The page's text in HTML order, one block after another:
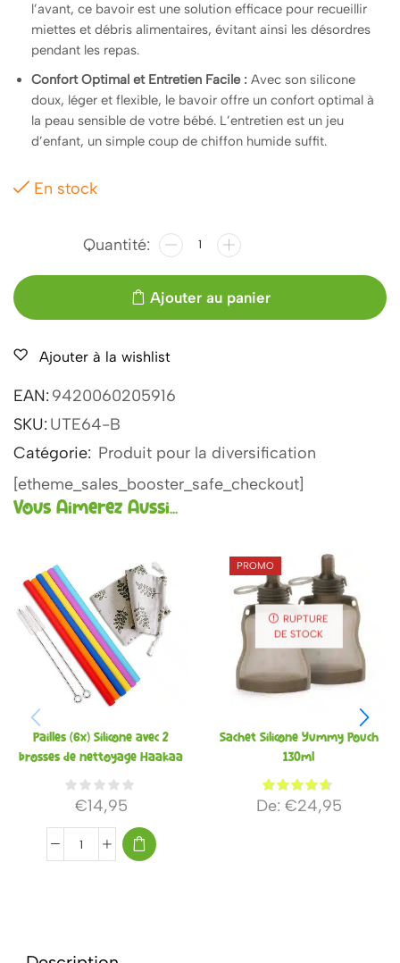
l’avant, ce bavoir est une solution efficace pour recueillir
miettes et débris alimentaires, évitant ainsi les désordres
pendant les repas.
Confort Optimal et Entretien Facile : Avec son silicone
doux, léger et flexible, le bavoir offre un confort optimal à
la peau sensible de votre bébé. L’entretien est un jeu
d’enfant, un simple coup de chiffon humide suffit.
En stock
Ajouter au panier
Ajouter à la wishlist
EAN: 9420060205916
SKU: UTE64-B
Catégorie: Produit pour la diversification
[etheme_sales_booster_safe_checkout]
Vous Aimerez Aussi...
Pailles (6x) Silicone avec 2
brosses de nettoyage Haakaa
€14,95
PROMO
RUPTURE
DE STOCK
Sachet Silicone Yummy Pouch
130ml
De: €24,95